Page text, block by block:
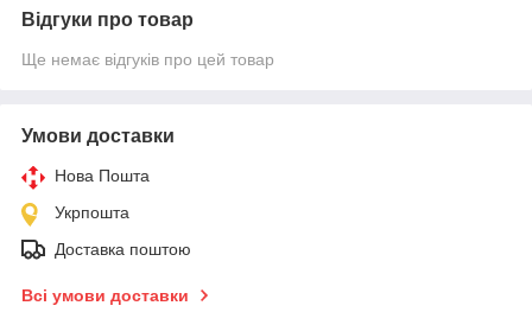
Відгуки про товар
Ще немає відгуків про цей товар
Умови доставки
Нова Пошта
Укрпошта
Доставка поштою
Всі умови доставки